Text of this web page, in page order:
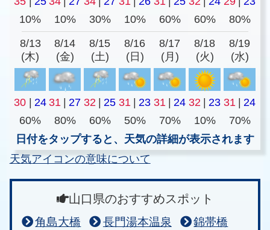
10%
10% 30% 10% 60% 60% 80%
8/13
(木)
8/14
(金)
8/15
(土)
8/16
(日)
8/17
(月)
8/18
(火)
8/19
(水)
30 24 31 27 32 25 31 23 31 24 32 23 31
24
60%
80% 60% 50% 70% 10%
70%
日付をタップすると、天気の詳細が表示されます
天気アイコンの意味について
山口県のおすすめスポット
角島大橋 長門湯本温泉
錦帯橋